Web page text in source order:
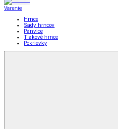
Varenie
Hrnce
Sady hrncov
Panvice
Tlakové hrnce
Pokrievky